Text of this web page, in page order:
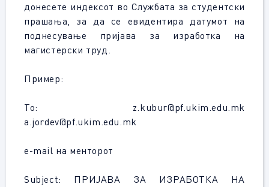
донесете индексот во Службата за студентски
прашања, за да се евидентира датумот на
поднесување пријава за изработка на
магистерски труд.
Пример:
То: z.kubur@pf.ukim.edu.mk
a.jordev@pf.ukim.edu.mk
e-mail на менторот
Subject: ПРИЈАВА ЗА ИЗРАБОТКА НА